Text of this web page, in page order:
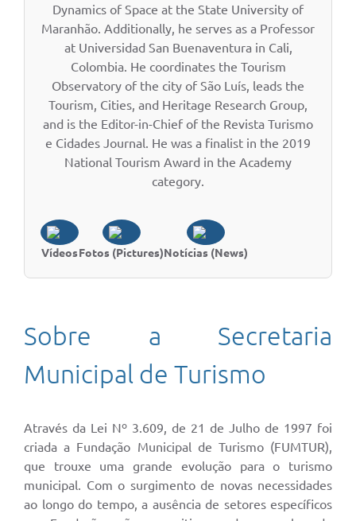
Dynamics of Space at the State University of
Maranhão. Additionally, he serves as a Professor
at Universidad San Buenaventura in Cali,
Colombia. He coordinates the Tourism
Observatory of the city of São Luís, leads the
Tourism, Cities, and Heritage Research Group,
and is the Editor-in-Chief of the Revista Turismo
e Cidades Journal. He was a finalist in the 2019
National Tourism Award in the Academy
category.
VídeosFotos (Pictures)Notícias (News)
Sobre a Secretaria
Municipal de Turismo
Através da Lei Nº 3.609, de 21 de Julho de 1997 foi
criada a Fundação Municipal de Turismo (FUMTUR),
que trouxe uma grande evolução para o turismo
municipal. Com o surgimento de novas necessidades
ao longo do tempo, a ausência de setores específicos